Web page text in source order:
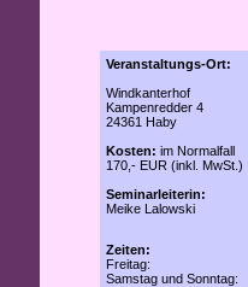
Veranstaltungs-Ort:
Windkanterhof
Kampenredder 4
24361 Haby
Kosten: im Normalfall
170,- EUR (inkl. MwSt.)
Seminarleiterin:
Meike Lalowski
Zeiten:
Freitag:
Samstag und Sonntag: